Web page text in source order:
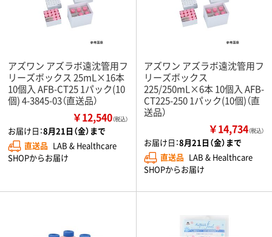
アズワン アズラボ遠沈管用フ
リーズボックス 25mL×16本
10個入 AFB-CT25 1パック(10
個) 4-3845-03（直送品）
￥12,540（税込）
お届け日：8月21日（金）まで
直送品 LAB & Healthcare
SHOPからお届け
アズワン アズラボ遠沈管用フ
リーズボックス
225/250mL×6本 10個入 AFB-
CT225-250 1パック(10個)（直
送品）
￥14,734（税込）
お届け日：8月21日（金）まで
直送品 LAB & Healthcare
SHOPからお届け